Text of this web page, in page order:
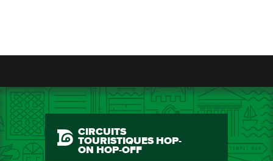
CIRCUITS
TOURISTIQUES HOP-
ON HOP-OFF